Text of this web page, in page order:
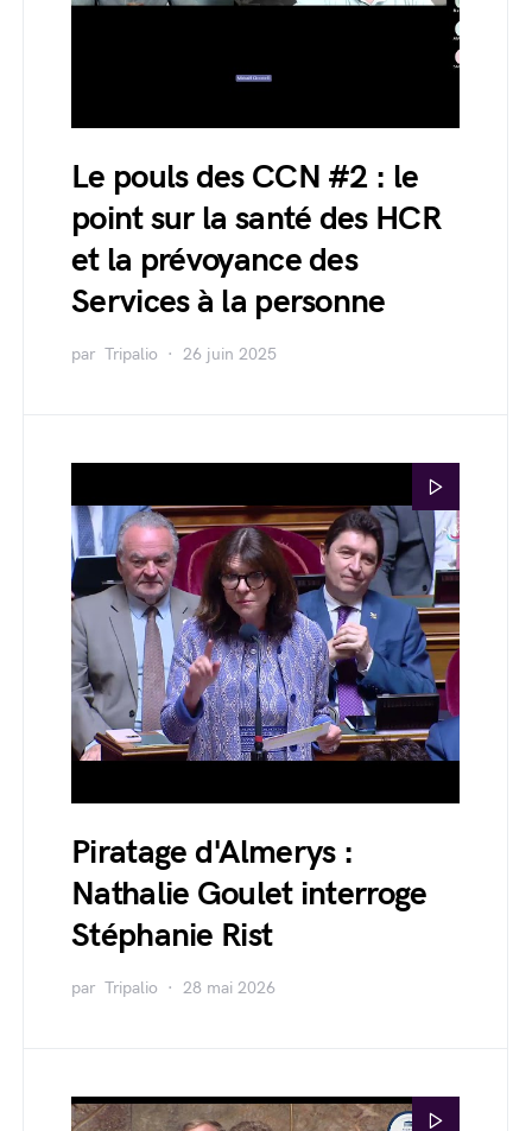
Le pouls des CCN #2 : le
point sur la santé des HCR
et la prévoyance des
Services à la personne
par Tripalio 26 juin 2025
Piratage d'Almerys :
Nathalie Goulet interroge
Stéphanie Rist
par Tripalio 28 mai 2026